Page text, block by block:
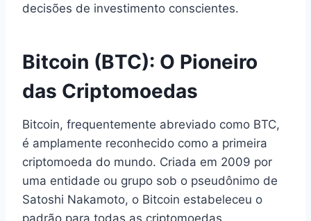
decisões de investimento conscientes.
Bitcoin (BTC): O Pioneiro
das Criptomoedas
Bitcoin, frequentemente abreviado como BTC,
é amplamente reconhecido como a primeira
criptomoeda do mundo. Criada em 2009 por
uma entidade ou grupo sob o pseudônimo de
Satoshi Nakamoto, o Bitcoin estabeleceu o
padrão para todas as criptomoedas